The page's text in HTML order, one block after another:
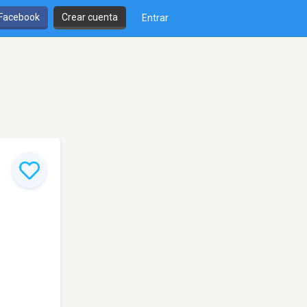
Crear cuenta Entrar